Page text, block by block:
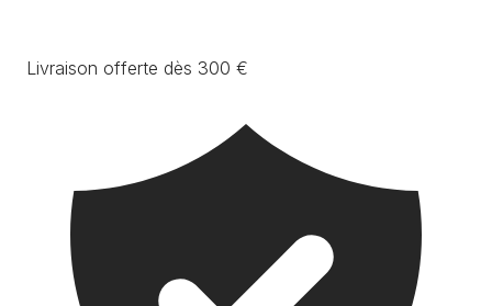
Livraison offerte dès 300 €